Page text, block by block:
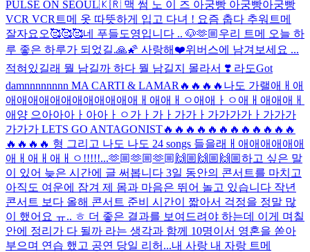
PULSE ON SEOUL🇰🇷 맥 썸 노 이 즈 아궁빵 아궁빵아궁빵
VCR VCR 트메 옷 따뜻하게 입고 다녀 ! 요즘 춥다 추워 트메
잘자요오🥰🥰🥰네 푸들도영입니다 .. 🐶🫶🏼우리 트메 오늘 하
루 좋은 하루가 되었길.🙏🌠 사랑해❤️위버스에 남겨보세요 ...
적혀있길래 뭘 남길까 하다 뭘 남길지 몰라서 ❣️ 라도Got
damnnnnnnnn MA CARTI & LAMAR🔥🔥🔥🔥나도 가랠애ㅐ애
애애애애애애애애애애애애ㅐ애애ㅐㅇ애애ㅏㅇ애ㅐ애애애ㅐ
애양 으아아아ㅏ아아ㅏㅇ가ㅏ가ㅏ가가ㅏ가가가가ㅏ가가가
가가가 LETS GO ANTAGONIST🔥🔥🔥🔥🔥🔥🔥🔥🔥🔥🔥🔥
🔥🔥🔥🔥 형 그리고 나도 나도 24 songs 들을래ㅐ애애애애애애
애ㅐ애ㅐ애ㅐㅇ!!!!!...🫶🏼🫶🏼🫶🏼🙌🏼🙌🏼🙌🏼하고 싶은 말
이 있어 늦은 시간에 글 써봅니다 3일 동안의 콘서트를 마치고
아직도 여운에 잠겨 제 몸과 마음은 뛰어 놀고 있습니다 작년
콘서트 보다 올해 콘서트 준비 시간이 짧아서 걱정을 정말 많
이 했어요 ㅠ.. ㅎ 더 좋은 결과를 보여드려야 하는데 이게 며칠
안에 정리가 다 될까 라는 생각과 함께 10명이서 영혼을 쏟아
부으며 연습 했고 공연 당일 리허...내 사랑 내 자랑 트메